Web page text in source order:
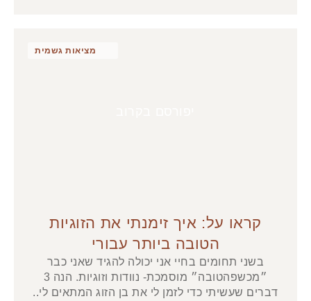
קראו על: איך זימנתי את הזוגיות
הטובה ביותר עבורי
בשני תחומים בחיי אני יכולה להגיד שאני כבר
״מכשפהטובה״ מוסמכת- נוודות וזוגיות. הנה 3
דברים שעשיתי כדי לזמן לי את בן הזוג המתאים לי..
מציאות גשמית